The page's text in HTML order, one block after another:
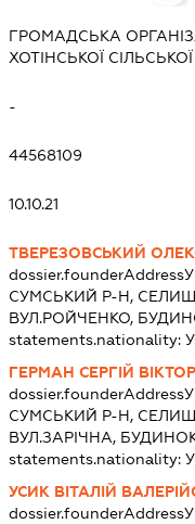
ГРОМАДСЬКА
ХОТІНСЬКОЇ
-
44568109
10.10.21
ТВЕРЕЗОВСЬКИЙ
dossier.founderAddress
СУМСЬКИЙ Р-Н,
ВУЛ.РОЙЧЕНКО,
statements.nationality:
ГЕРМАН СЕРГІЙ
dossier.founderAddress
СУМСЬКИЙ Р-Н,
ВУЛ.ЗАРІЧНА,
statements.nationality:
УСИК ВІТАЛІЙ
dossier.founderAddress